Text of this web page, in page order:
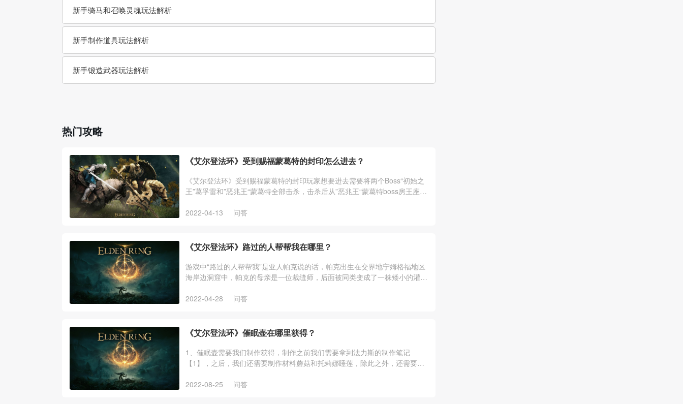
新手骑马和召唤灵魂玩法解析
新手制作道具玩法解析
新手锻造武器玩法解析
热门攻略
《艾尔登法环》受到赐福蒙葛特的封印怎么进去？
《艾尔登法环》受到赐福蒙葛特的封印玩家想要进去需要将两个Boss“初始之
王”葛孚雷和”恶兆王“蒙葛特全部击杀，击杀后从”恶兆王“蒙葛特boss房王座后
2022-04-13
问答
《艾尔登法环》路过的人帮帮我在哪里？
游戏中“路过的人帮帮我”是亚人帕克说的话，帕克出生在交界地宁姆格福地区
海岸边洞窟中，帕克的母亲是一位裁缝师，后面被同类变成了一株矮小的灌
2022-04-28
问答
《艾尔登法环》催眠壶在哪里获得？
1、催眠壶需要我们制作获得，制作之前我们需要拿到法力斯的制作笔记
【1】，之后，我们还需要制作材料蘑菇和托莉娜睡莲，除此之外，还需要龟
2022-08-25
问答